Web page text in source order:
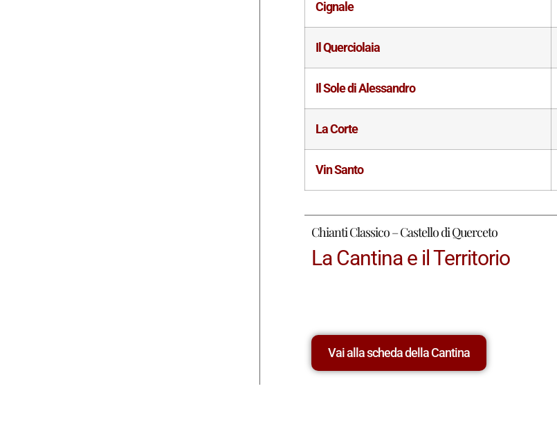
Cignale
Il Querciolaia
Il Sole di Alessandro
La Corte
Vin Santo
Chianti Classico – Castello di Querceto
La Cantina e il Territorio
Vai alla scheda della Cantina